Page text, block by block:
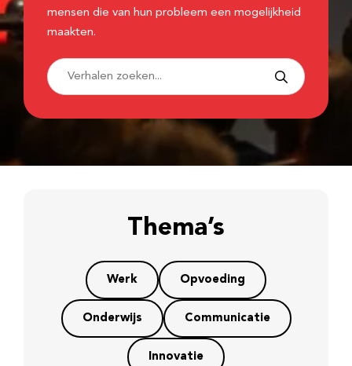
mensen die van hun probleem een mogelijkheid
maakten.
Thema’s
Werk Opvoeding
Onderwijs Communicatie
Innovatie